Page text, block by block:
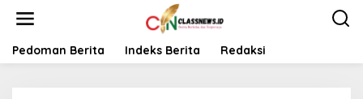
t
Pedoman Berita Indeks Berita Redaksi